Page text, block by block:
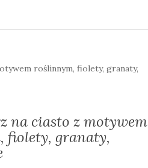
roślinnym, fiolety, granaty,
na ciasto z motywem
fiolety, granaty,